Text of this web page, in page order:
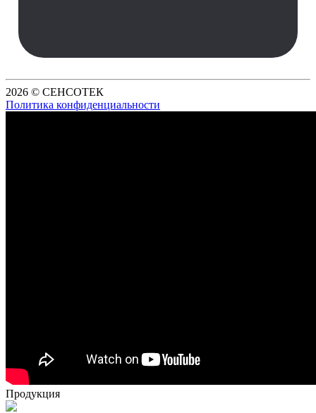
2026 © СЕНСОТЕК
Политика конфиденциальности
Продукция